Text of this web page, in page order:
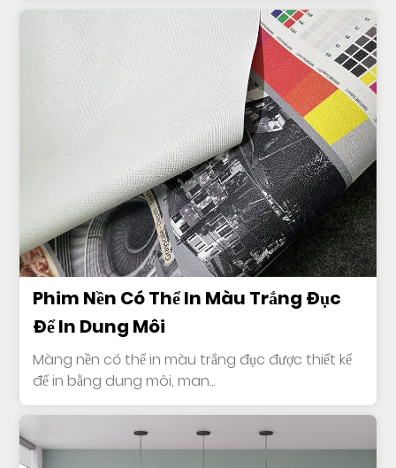
Phim Nền Có Thể In Màu Trắng Đục
Để In Dung Môi
Màng nền có thể in màu trắng đục được thiết kế
để in bằng dung môi, man...